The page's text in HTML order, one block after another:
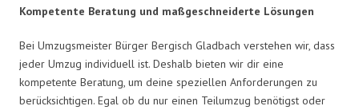
Kompetente Beratung und maßgeschneiderte Lösungen
Bei Umzugsmeister Bürger Bergisch Gladbach verstehen wir, dass
jeder Umzug individuell ist. Deshalb bieten wir dir eine
kompetente Beratung, um deine speziellen Anforderungen zu
berücksichtigen. Egal ob du nur einen Teilumzug benötigst oder